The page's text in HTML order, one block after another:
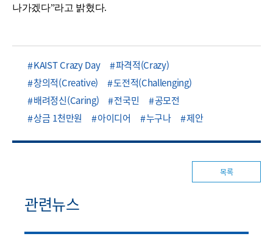
나가겠다”라고 밝혔다.
KAIST Crazy Day
파격적(Crazy)
창의적(Creative)
도전적(Challenging)
배려정신(Caring)
전국민
공모전
상금 1천만원
아이디어 누구나 제안
목록
관련뉴스